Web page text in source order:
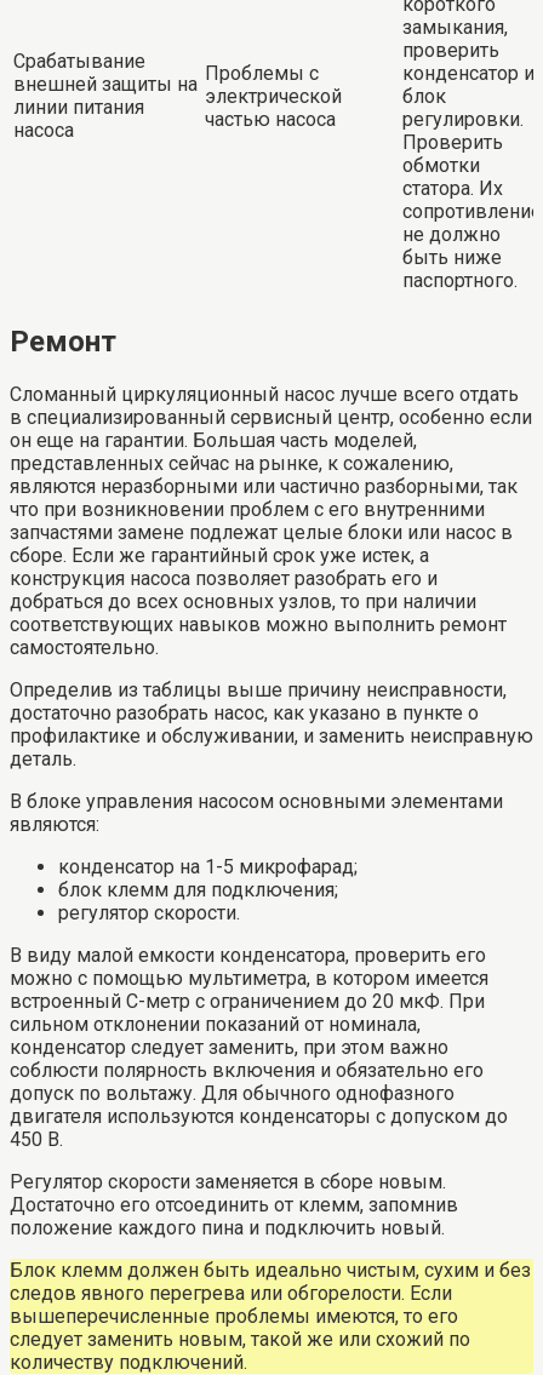
Срабатывание
внешней защиты на
линии питания
насоса
Проблемы с
электрической
частью насоса
замыкания,
проверить
конденсатор и
блок
регулировки.
Проверить
обмотки
статора. Их
сопротивление
не должно
быть ниже
паспортного.
Ремонт
Сломанный циркуляционный насос лучше всего отдать
в специализированный сервисный центр, особенно если
он еще на гарантии. Большая часть моделей,
представленных сейчас на рынке, к сожалению,
являются неразборными или частично разборными, так
что при возникновении проблем с его внутренними
запчастями замене подлежат целые блоки или насос в
сборе. Если же гарантийный срок уже истек, а
конструкция насоса позволяет разобрать его и
добраться до всех основных узлов, то при наличии
соответствующих навыков можно выполнить ремонт
самостоятельно.
Определив из таблицы выше причину неисправности,
достаточно разобрать насос, как указано в пункте о
профилактике и обслуживании, и заменить неисправную
деталь.
В блоке управления насосом основными элементами
являются:
конденсатор на 1-5 микрофарад;
блок клемм для подключения;
регулятор скорости.
В виду малой емкости конденсатора, проверить его
можно с помощью мультиметра, в котором имеется
встроенный С-метр с ограничением до 20 мкФ. При
сильном отклонении показаний от номинала,
конденсатор следует заменить, при этом важно
соблюсти полярность включения и обязательно его
допуск по вольтажу. Для обычного однофазного
двигателя используются конденсаторы с допуском до
450 В.
Регулятор скорости заменяется в сборе новым.
Достаточно его отсоединить от клемм, запомнив
положение каждого пина и подключить новый.
Блок клемм должен быть идеально чистым, сухим и без
следов явного перегрева или обгорелости. Если
вышеперечисленные проблемы имеются, то его
следует заменить новым, такой же или схожий по
количеству подключений.